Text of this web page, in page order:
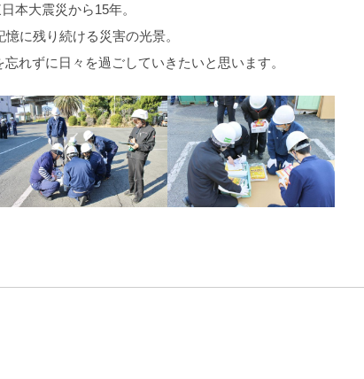
本大震災から15年。
に残り続ける災害の光景。
忘れずに日々を過ごしていきたいと思います。